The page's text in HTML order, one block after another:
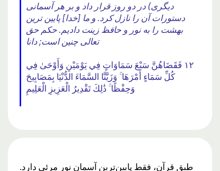
دیگری) در دو روز قرار داد و بر هر آسمانی
دستورات آن را نازل کرد. و ما [خدا] پایین ترین
بهشت ​​را به نور و حافظ زینت دادیم. حکم حق
تعالی چنین است; دانا
١٢ فَقَضَاهُنَّ سَبْعَ سَمَاوَاتٍ فِي يَوْمَيْنِ وَأَوْحَىٰ فِي
كُلِّ سَمَاءٍ أَمْرَهَا ۚ وَزَيَّنَّا السَّمَاءَ الدُّنْيَا بِمَصَابِيحَ
وَحِفْظًا ۚ ذَٰلِكَ تَقْدِيرُ الْعَزِيزِ الْعَلِيمِ
طبق قرآن، فقط پایین‌ترین آسمان نور مرئی دارد.